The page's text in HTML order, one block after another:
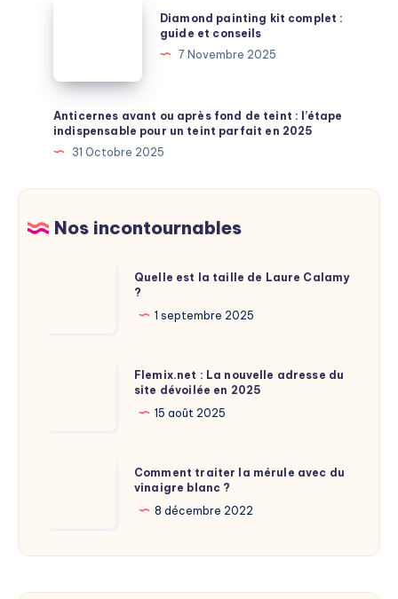
guide
et
conseils
Diamond painting kit complet :
guide et conseils
7 Novembre 2025
Anticernes avant ou après fond de teint : l’étape
indispensable pour un teint parfait en 2025
31 Octobre 2025
Nos incontournables
Quelle est la taille de Laure Calamy
?
1 septembre 2025
Flemix.net : La nouvelle adresse du
site dévoilée en 2025
15 août 2025
avec
Comment traiter la mérule avec du
vinaigre blanc ?
8 décembre 2022